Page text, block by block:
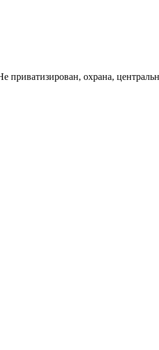
приватизирован, охрана,